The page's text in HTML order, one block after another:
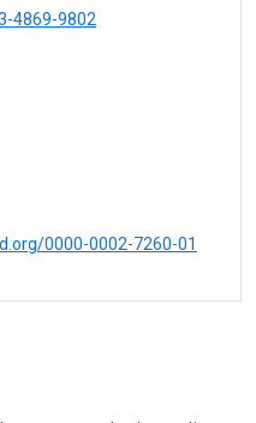
4869-9802
0000-0002-7260-01